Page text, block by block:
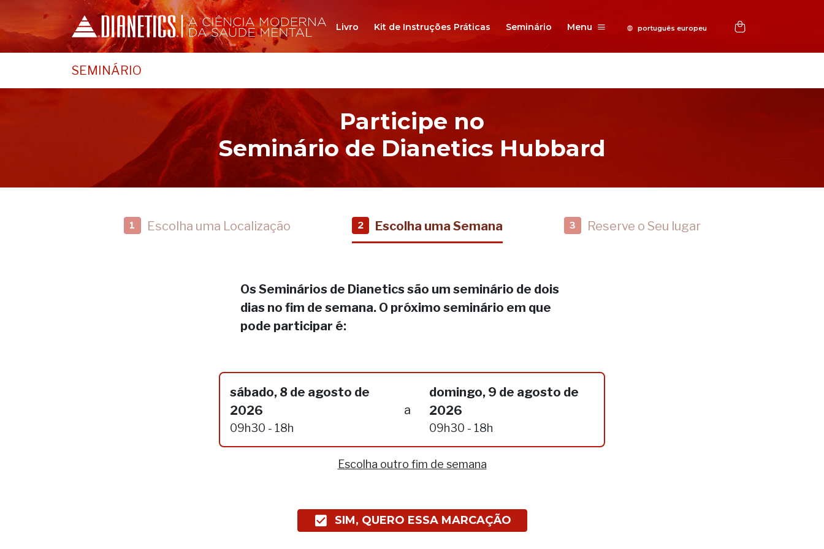
Livro Kit de Instruções Práticas Seminário Menu
SEMINÁRIO
Participe no
Seminário de Dianetics Hubbard
1 Escolha uma Localização 2 Escolha uma Semana 3 Reserve o Seu lugar
Os Seminários de Dianetics são um seminário de dois
dias no fim de semana. O próximo seminário em que
pode participar é:
sábado, 8 de agosto de
2026
09h30 - 18h
a
domingo, 9 de agosto de
2026
09h30 - 18h
Escolha outro fim de semana
SIM, QUERO ESSA MARCAÇÃO